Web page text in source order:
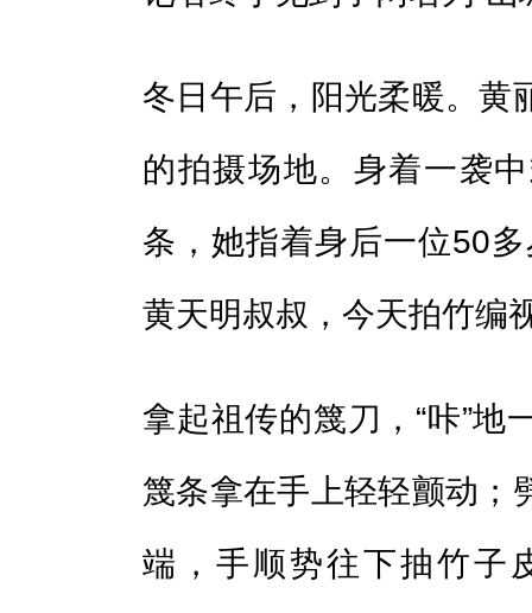
冬日午后，阳光柔暖。黄
的拍摄场地。身着一袭
条，她指着身后一位50
黄天明叔叔，今天拍竹编
拿起祖传的篾刀，“咔”地
篾条拿在手上轻轻颤动；
端，手顺势往下抽竹子